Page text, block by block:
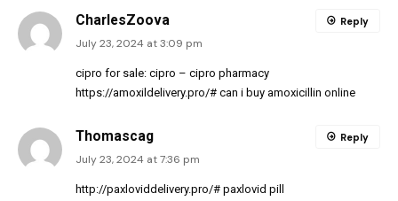
CharlesZoova
July 23, 2024 at 3:09 pm
cipro for sale: cipro – cipro pharmacy
https://amoxildelivery.pro/# can i buy amoxicillin online
Reply
Thomascag
July 23, 2024 at 7:36 pm
http://paxloviddelivery.pro/# paxlovid pill
Reply